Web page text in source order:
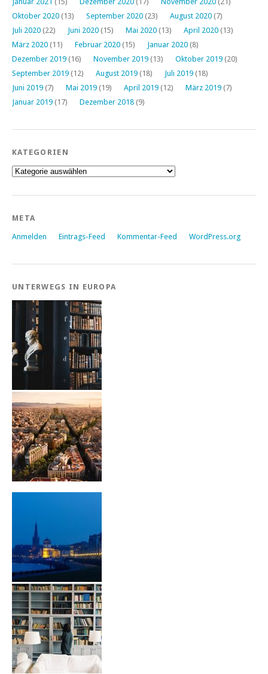
Oktober 2020 (13) September 2020 (23) August 2020 (7)
Juli 2020 (22) Juni 2020 (15) Mai 2020 (13) April 2020 (13)
März 2020 (11) Februar 2020 (15) Januar 2020 (8)
Dezember 2019 (16) November 2019 (13) Oktober 2019 (20)
September 2019 (12) August 2019 (18) Juli 2019 (18)
Juni 2019 (7) Mai 2019 (19) April 2019 (12) März 2019 (7)
Januar 2019 (17) Dezember 2018 (9)
KATEGORIEN
Kategorien
META
Anmelden Eintrags-Feed Kommentar-Feed WordPress.org
UNTERWEGS IN EUROPA